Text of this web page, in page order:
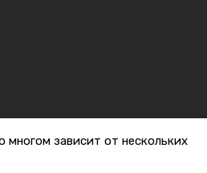
многом зависит от нескольких